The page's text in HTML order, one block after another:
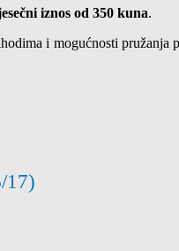
iznos od 350 kuna.
i mogućnosti pružanja
17)